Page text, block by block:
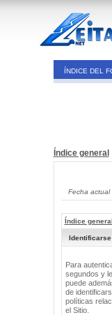
ÍNDICE DEL
Índice general
Fecha
Índice general
Identificarse
Para
segundos y
puede
de
políticas
el Sitio.